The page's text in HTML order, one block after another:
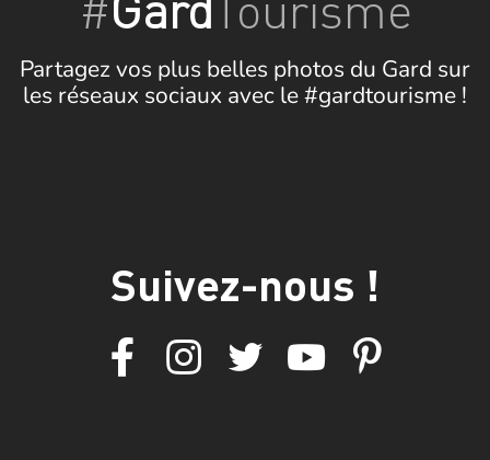
Partagez vos plus belles photos du Gard sur
les réseaux sociaux avec le #gardtourisme !
Suivez-nous !